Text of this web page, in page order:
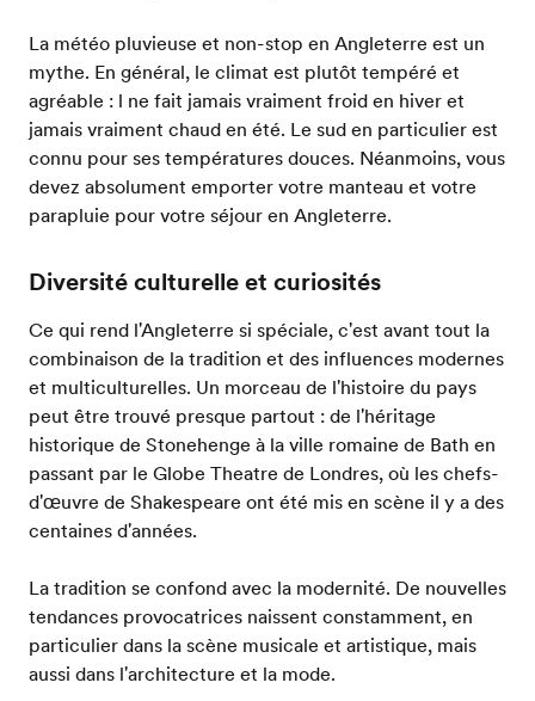
La météo pluvieuse et non-stop en Angleterre est un
mythe. En général, le climat est plutôt tempéré et
agréable : l ne fait jamais vraiment froid en hiver et
jamais vraiment chaud en été. Le sud en particulier est
connu pour ses températures douces. Néanmoins, vous
devez absolument emporter votre manteau et votre
parapluie pour votre séjour en Angleterre.
Diversité culturelle et curiosités
Ce qui rend l'Angleterre si spéciale, c'est avant tout la
combinaison de la tradition et des influences modernes
et multiculturelles. Un morceau de l'histoire du pays
peut être trouvé presque partout : de l'héritage
historique de Stonehenge à la ville romaine de Bath en
passant par le Globe Theatre de Londres, où les chefs-
d'œuvre de Shakespeare ont été mis en scène il y a des
centaines d'années.
La tradition se confond avec la modernité. De nouvelles
tendances provocatrices naissent constamment, en
particulier dans la scène musicale et artistique, mais
aussi dans l'architecture et la mode.